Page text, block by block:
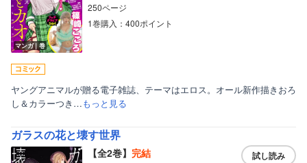
マンガ｜巻
250ページ
1巻購入：400ポイント
ヤングアニマルが贈る電子雑誌、テーマはエロス。オール新作描きおろ
し＆カラーつき…もっと見る
ガラスの花と壊す世界
【全2巻】 完結 試し読み